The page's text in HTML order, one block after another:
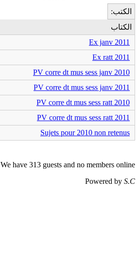
الكتب:
الكتاب
Ex janv 2011
Ex ratt 2011
PV corre dt mus sess janv 2010
PV corre dt mus sess janv 2011
PV corre dt mus sess ratt 2010
PV corre dt mus sess ratt 2011
Sujets pour 2010 non retenus
We have 313 guests and no members online
Powered by S.C